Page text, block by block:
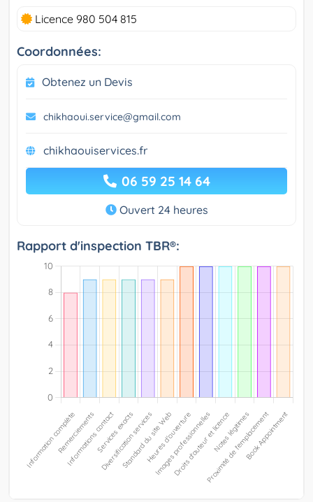
Licence 980 504 815
Coordonnées:
Obtenez un Devis
chikhaoui.service@gmail.com
chikhaouiservices.fr
06 59 25 14 64
Ouvert 24 heures
Rapport d'inspection TBR®: